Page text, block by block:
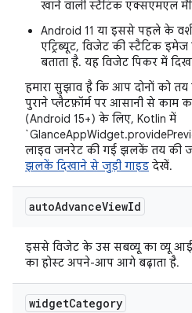
खाने वाली स्टैटिक एक्सएमएल
Android 11 या इससे पहले के
एट्रिब्यूट, विजेट की स्टैटिक इमेज
बताता है. यह विजेट पिकर में
हमारा सुझाव है कि आप दोनों को
पुराने प्लैटफ़ॉर्म पर आसानी से काम
(Android 15+) के लिए, Kotlin में
लाइव जनरेट की गई झलकें तय की
झलकें दिखाने से जुड़ी गाइड देखें.
autoAdvanceViewId
इससे विजेट के उस सबव्यू का व्यू
का होस्ट अपने-आप आगे बढ़ाता है.
widgetCategory